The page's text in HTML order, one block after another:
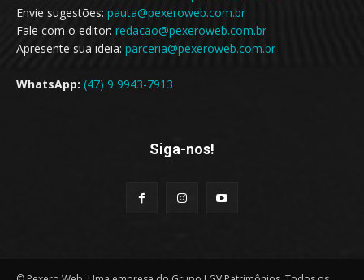
Envie sugestões: pauta@pexeroweb.com.br
Fale com o editor: redacao@pexeroweb.com.br
Apresente sua ideia: parceria@pexeroweb.com.br
WhatsApp: (47) 9 9943-7913
Siga-nos!